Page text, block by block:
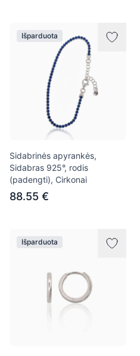
Išparduota
Sidabrinės apyrankės,
Sidabras 925°, rodis
(padengti), Cirkonai
88.55 €
Išparduota